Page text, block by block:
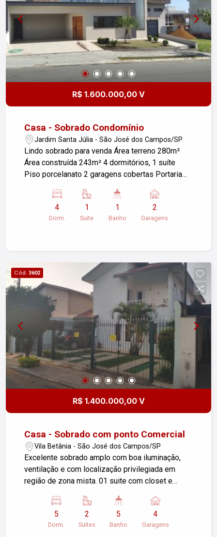
R$ 1.600.000,00 V
Casa - Sobrado Condomínio
Jardim Santa Júlia - São José dos Campos/SP
Lindo sobrado para venda Área terreno 280m²
Área construída 243m² 4 dormitórios, 1 suíte
Piso porcelanato 2 garagens cobertas Portaria
4
Dorm.
1
Suite
1
Banho
2
Garagens
Cód. 3602
R$ 1.400.000,00 V
Casa - Sobrado com ponto Comercial
Vila Betânia - São José dos Campos/SP
Excelente sobrado amplo com boa iluminação,
ventilação e com localização privilegiada em
região de zona mista. 01 suite com closet e
condicionado novos nos 3 dormitórios Parte
elétrica toda nova. Fundos: área de lazer com
churrasqueira, quarto com wc Aceita permuta por
5
Dorm.
2
Suítes
5
Banho
4
Garagens